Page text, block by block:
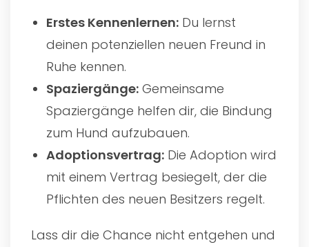
Erstes Kennenlernen: Du lernst
deinen potenziellen neuen Freund in
Ruhe kennen.
Spaziergänge: Gemeinsame
Spaziergänge helfen dir, die Bindung
zum Hund aufzubauen.
Adoptionsvertrag: Die Adoption wird
mit einem Vertrag besiegelt, der die
Pflichten des neuen Besitzers regelt.
Lass dir die Chance nicht entgehen und